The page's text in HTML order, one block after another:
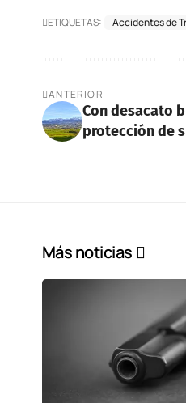
ETIQUETAS: Accidentes de
ANTERIOR
Con desacato
protección de
Más noticias